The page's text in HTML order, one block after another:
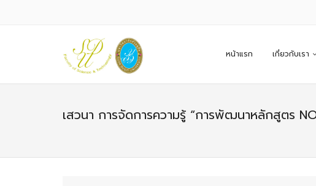
หน้าแรก เกี่ยวกับเรา
เสวนา การจัดการความรู้ “การพัฒนาหลักสูตร